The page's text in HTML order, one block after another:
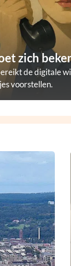
zich
de digitale
voorstellen.